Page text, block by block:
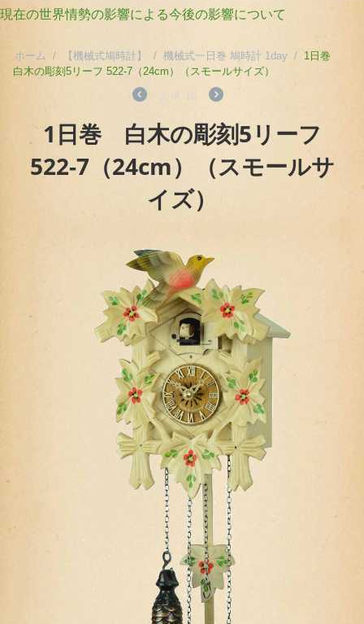
現在の世界情勢の影響による今後の影響について
ホーム / 【機械式鳩時計】 / 機械式一日巻 鳩時計 1day / 1日巻
白木の彫刻5リーフ 522-7（24cm）（スモールサイズ）
3 of 16
1日巻 白木の彫刻5リーフ
522-7（24cm）（スモールサ
イズ）